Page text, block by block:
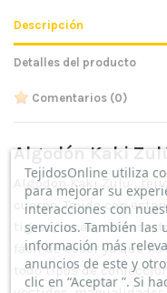
Descripción
Detalles del producto
Comentarios (0)
Algodón Kaki
Algodón Kaki Zulú ,
cuerpo. Tejido con
tigres, tucan, cebras,
fácil de coser ya que
todo tipos de
TejidosOnline utiliza
para mejorar su
interacciones con
servicios. También las
información más
anuncios de este y
clic en “Aceptar ”. Si